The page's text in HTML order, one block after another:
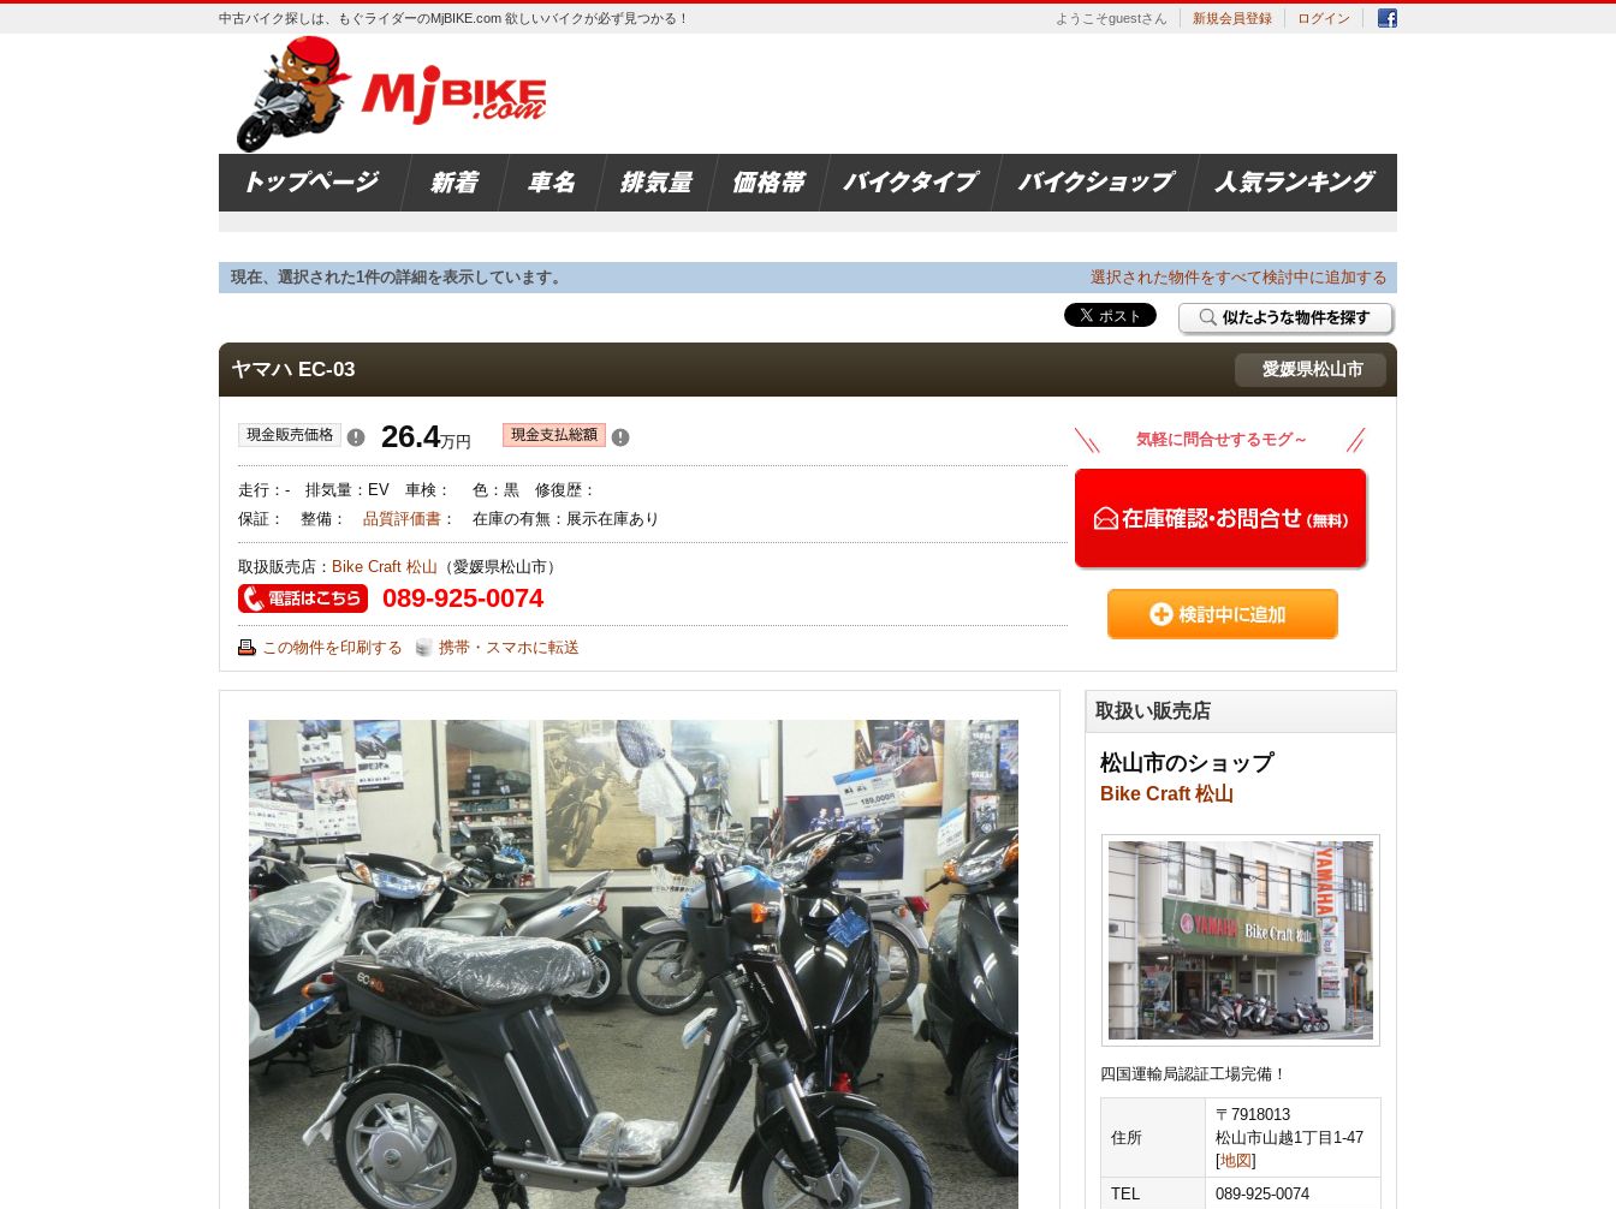
中古バイク探しは、もぐライダーのMjBIKE.com 欲しいバイクが必ず見つかる！ ようこそguestさん 新規会員登録 ログイン
現在、選択された1件の詳細を表示しています。 選択された物件をすべて検討中に追加する
ヤマハ EC-03 愛媛県松山市
26.4万円 気軽に問合せするモグ～
走行：- 排気量：EV 車検： 色：黒 修復歴：
保証： 整備： 品質評価書： 在庫の有無：展示在庫あり
取扱販売店： Bike Craft 松山 （愛媛県松山市）
089-925-0074
この物件を印刷する 携帯・スマホに転送
取扱い販売店
松山市のショップ
Bike Craft 松山
四国運輸局認証工場完備！
住所
〒7918013
松山市山越1丁目1-47
[地図]
TEL
089-925-0074